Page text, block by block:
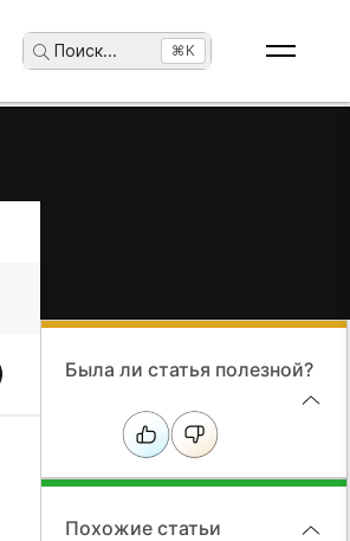
Поиск... ⌘K
Была ли статья полезной?
Похожие статьи